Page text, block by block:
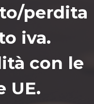
perdita
iva.
con le
UE.